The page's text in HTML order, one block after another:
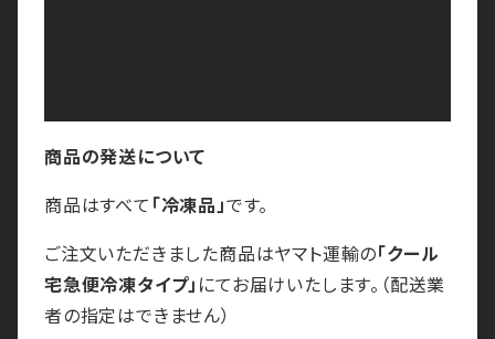
商品の発送について
商品はすべて 「冷凍品」です。
ご注文いただきました商品はヤマト運輸の「クール
宅急便冷凍タイプ」 にてお届けいたします。（配送業
者の指定はできません）